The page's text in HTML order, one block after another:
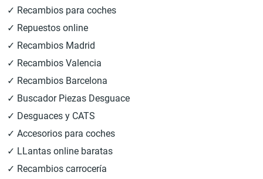
✓ Recambios para coches
✓ Repuestos online
✓ Recambios Madrid
✓ Recambios Valencia
✓ Recambios Barcelona
✓ Buscador Piezas Desguace
✓ Desguaces y CATS
✓ Accesorios para coches
✓ LLantas online baratas
✓ Recambios carrocería